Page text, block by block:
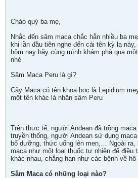
Chào quý ba mẹ,
Nhắc đến sâm maca chắc hẳn nhiều ba
khi lần đầu tiên nghe đến cái tên kỳ lạ
hôm nay hãy cùng mình khám phá qua
nhé
Sâm Maca Peru là gì?
Cây Maca có tên khoa học là Lepidium
một tên khác là nhân sâm Peru
Trên thực tế, người Andean đã trồng
truyền thống, người Andean sử dụng
bổ dưỡng, thức uống lên men,… Ngoài ra,
maca như một loại thuốc tự nhiên để điều
khác nhau, chẳng hạn như các bệnh về
Sâm Maca có những loại nào?